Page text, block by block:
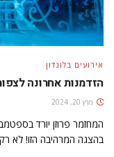
אירועים בלונדון
הזדמנות אחרונה
מרץ 20, 2024
המחזמר פרוזן יורד
בהצגה המרהיבה הזו! לא